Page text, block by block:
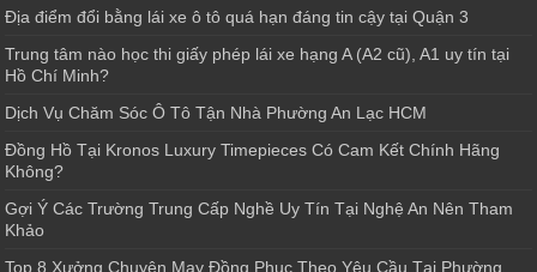
Địa điểm đổi bằng lái xe ô tô quá hạn đáng tin cậy tại Quận 3
Trung tâm nào học thi giấy phép lái xe hạng A (A2 cũ), A1 uy tín tại
Hồ Chí Minh?
Dịch Vụ Chăm Sóc Ô Tô Tận Nhà Phường An Lạc HCM
Đồng Hồ Tại Kronos Luxury Timepieces Có Cam Kết Chính Hãng
Không?
Gợi Ý Các Trường Trung Cấp Nghề Uy Tín Tại Nghệ An Nên Tham
Khảo
Top 8 Xưởng Chuyên May Đồng Phục Theo Yêu Cầu Tại Phường